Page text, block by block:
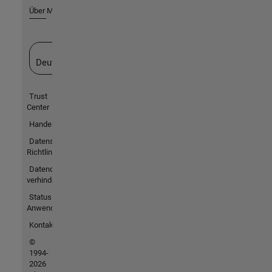
Über MathWorks
Deutschland
Trust
Center
Handelsmarken
Datenschutz-
Richtlinien
Datendiebstahl
verhindern
Status von
Anwendungen
Kontakt
©
1994-
2026